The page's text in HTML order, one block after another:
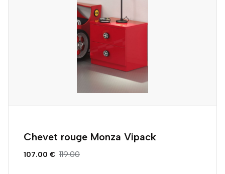
Chevet rouge Monza Vipack
107.00 € 119.00